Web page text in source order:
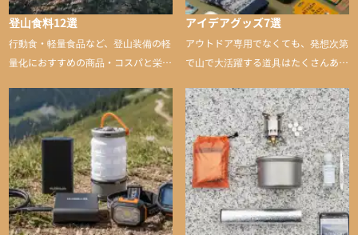
登山食料12選
行動食・軽量食品など、登山装備の軽
量化におすすめの商品・コスパと栄養
アイデアグッズ7選
アウトドア専用でなくても、発想次第
で山で大活躍する道具はたくさんあり
山に持ち込むと快適性や安心感をグッ
と引き上げてくれる――そんな意外性
のあるアイテムを紹介